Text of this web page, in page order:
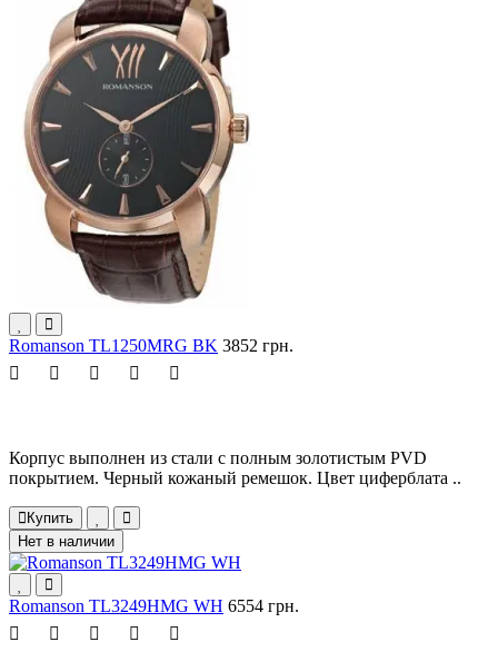
Romanson TL1250MRG BK 3852 грн.
Корпус выполнен из стали с полным золотистым PVD
покрытием. Черный кожаный ремешок. Цвет циферблата ..
Купить
Нет в наличии
Romanson TL3249HMG WH 6554 грн.